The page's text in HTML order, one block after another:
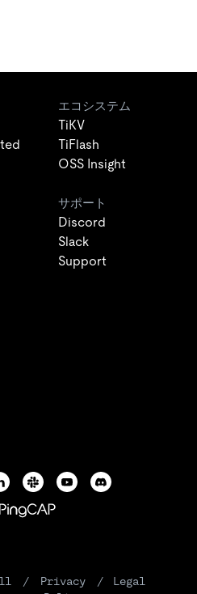
エコシステム
TiKV
TiFlash
OSS Insight
サポート
Discord
Slack
Support
/
Privacy
/ Legal